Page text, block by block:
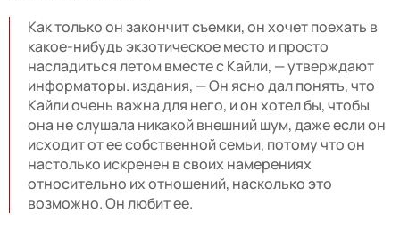
Как только он закончит съемки, он хочет поехать в
какое-нибудь экзотическое место и просто
насладиться летом вместе с Кайли, — утверждают
информаторы. издания, — Он ясно дал понять, что
Кайли очень важна для него, и он хотел бы, чтобы
она не слушала никакой внешний шум, даже если он
исходит от ее собственной семьи, потому что он
настолько искренен в своих намерениях
относительно их отношений, насколько это
возможно. Он любит ее.